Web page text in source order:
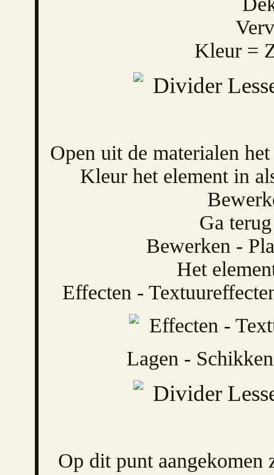
Kleur =
Open uit de materialen
Kleur het element in
Ga
Bewerken -
Het
Effecten -
Lagen -
Op dit punt aangekomen